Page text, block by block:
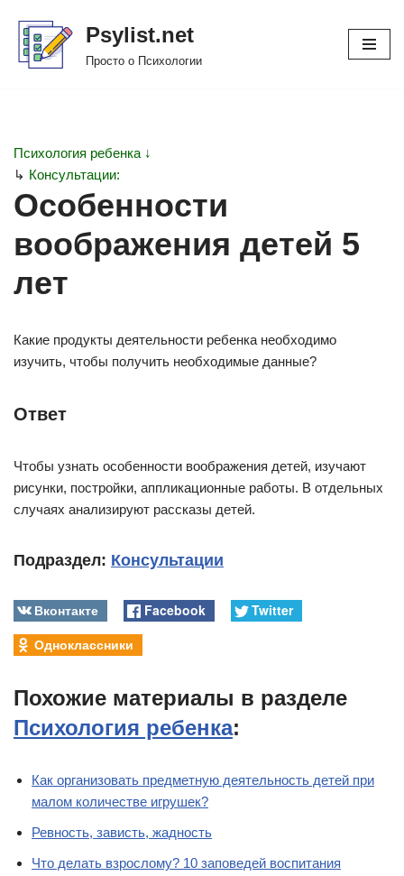
Перейти
Psylist.net
Просто о Психологии
Психология ребенка ↓
↳ Консультации:
Особенности
воображения детей 5
лет
Какие продукты деятельности ребенка необходимо
изучить, чтобы получить необходимые данные?
Ответ
Чтобы узнать особенности воображения детей, изучают
рисунки, постройки, аппликационные работы. В отдельных
случаях анализируют рассказы детей.
Подраздел: Консультации
Вконтакте Facebook
Twitter
Одноклассники
Похожие материалы в разделе
Психология ребенка:
Как организовать предметную деятельность детей при
малом количестве игрушек?
Ревность, зависть, жадность
Что делать взрослому? 10 заповедей воспитания